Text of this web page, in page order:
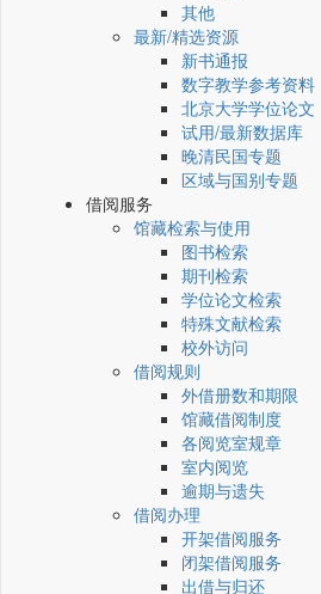
其他
最新/精选资源
新书通报
数字教学参考资料
北京大学学位论文
试用/最新数据库
晚清民国专题
区域与国别专题
借阅服务
馆藏检索与使用
图书检索
期刊检索
学位论文检索
特殊文献检索
校外访问
借阅规则
外借册数和期限
馆藏借阅制度
各阅览室规章
室内阅览
逾期与遗失
借阅办理
开架借阅服务
闭架借阅服务
出借与归还